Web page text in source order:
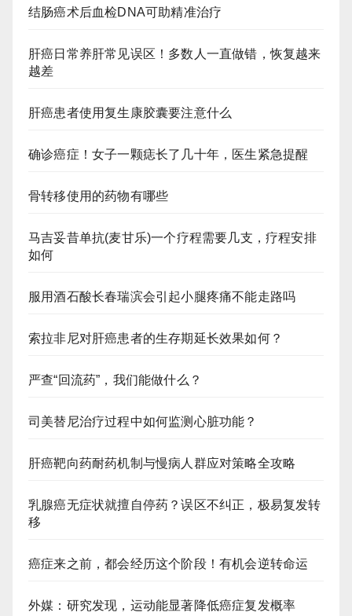
结肠癌术后血检DNA可助精准治疗
肝癌日常养肝常见误区！多数人一直做错，恢复越来
越差
肝癌患者使用复生康胶囊要注意什么
确诊癌症！女子一颗痣长了几十年，医生紧急提醒
骨转移使用的药物有哪些
马吉妥昔单抗(麦甘乐)一个疗程需要几支，疗程安排
如何
服用酒石酸长春瑞滨会引起小腿疼痛不能走路吗
索拉非尼对肝癌患者的生存期延长效果如何？
严查“回流药”，我们能做什么？
司美替尼治疗过程中如何监测心脏功能？
肝癌靶向药耐药机制与慢病人群应对策略全攻略
乳腺癌无症状就擅自停药？误区不纠正，极易复发转
移
癌症来之前，都会经历这个阶段！有机会逆转命运
外媒：研究发现，运动能显著降低癌症复发概率